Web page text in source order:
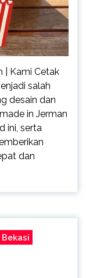
| Kami Cetak
salah
desain dan
in Jerman
ini, serta
dan